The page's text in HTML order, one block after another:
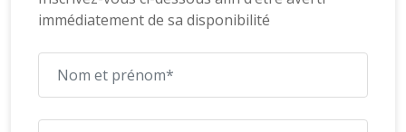
immédiatement de sa disponibilité